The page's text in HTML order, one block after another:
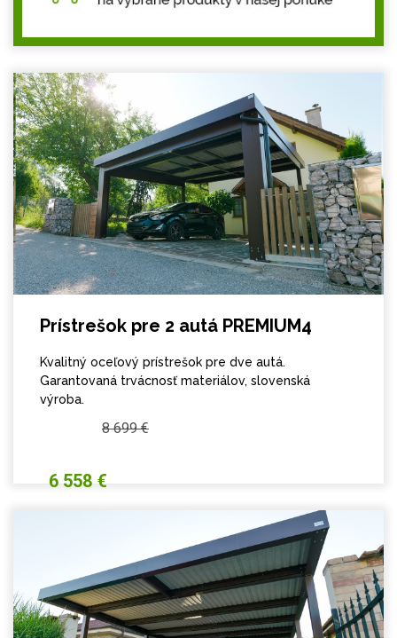
Prístrešok pre 2 autá PREMIUM4
Kvalitný oceľový prístrešok pre dve autá.
Garantovaná trvácnosť materiálov, slovenská
výroba.
6 558 €
8 699 €